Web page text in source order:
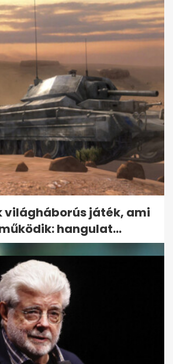
a sütőből
nélkül: sűrű,
világháborús játék, ami
hangulat...